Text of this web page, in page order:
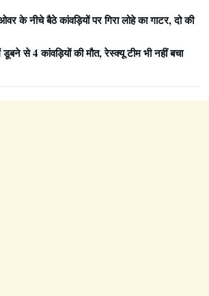
के नीचे बैठे कांवड़ियों पर गिरा लोहे का गाटर, दो की
डूबने से 4 कांवड़ियों की मौत, रेस्क्यू टीम भी नहीं बचा